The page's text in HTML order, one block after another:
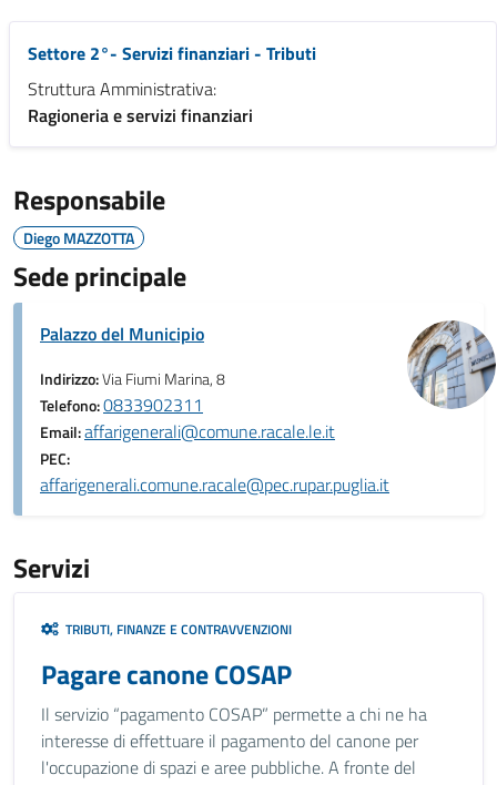
Settore 2°- Servizi finanziari - Tributi
Struttura Amministrativa:
Ragioneria e servizi finanziari
Responsabile
Diego MAZZOTTA
Sede principale
Palazzo del Municipio
Indirizzo:Via Fiumi Marina, 8
Telefono:0833902311
Email:affarigenerali@comune.racale.le.it
PEC:
affarigenerali.comune.racale@pec.rupar.puglia.it
Servizi
TRIBUTI, FINANZE E CONTRAVVENZIONI
Pagare canone COSAP
Il servizio “pagamento COSAP” permette a chi ne ha
interesse di effettuare il pagamento del canone per
l'occupazione di spazi e aree pubbliche. A fronte del